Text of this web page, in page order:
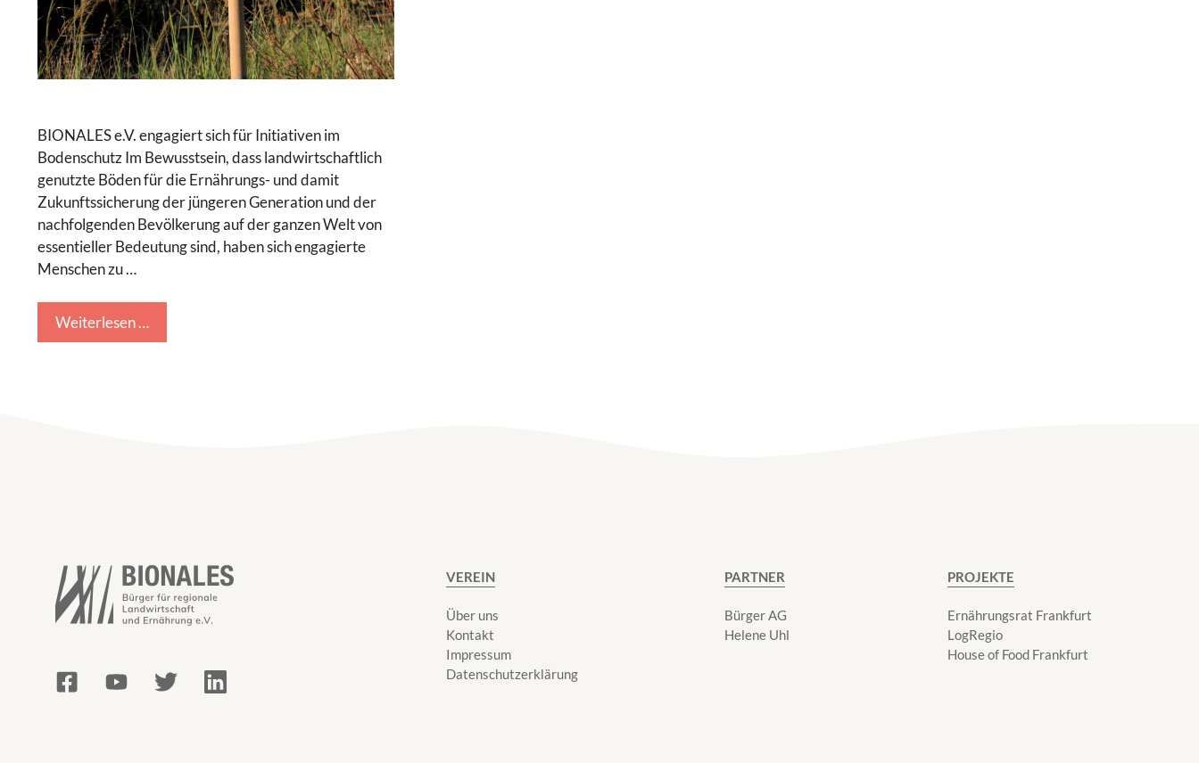
BIONALES e.V. engagiert sich für Initiativen im
Bodenschutz Im Bewusstsein, dass landwirtschaftlich
genutzte Böden für die Ernährungs- und damit
Zukunftssicherung der jüngeren Generation und der
nachfolgenden Bevölkerung auf der ganzen Welt von
essentieller Bedeutung sind, haben sich engagierte
Menschen zu …
Weiterlesen …
VEREIN
Über uns
Kontakt
Impressum
Datenschutzerklärung
PARTNER
Bürger AG
Helene Uhl
PROJEKTE
Ernährungsrat Frankfurt
LogRegio
House of Food Frankfurt